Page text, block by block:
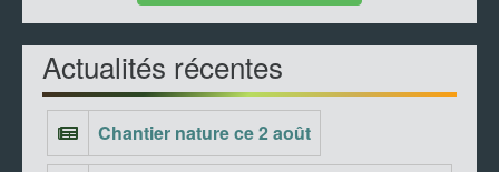
Actualités récentes
Chantier nature ce 2 août